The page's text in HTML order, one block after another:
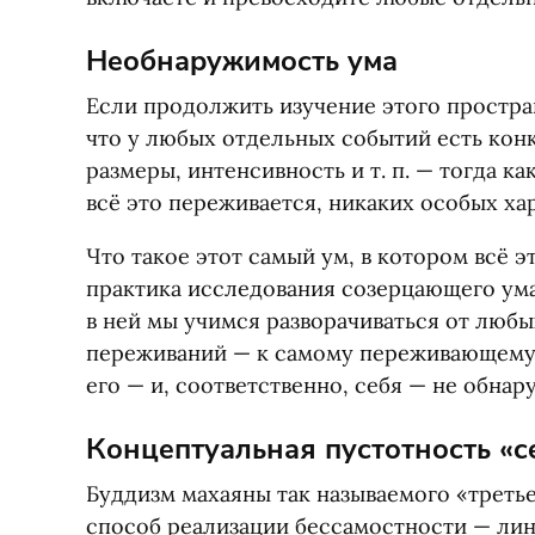
Необнаружимость ума
Если продолжить изучение этого
что у любых отдельных событий есть
размеры, интенсивность и т. п. — тогда
всё это переживается, никаких особых
Что такое этот самый ум, в котором всё
практика исследования созерцающего
в ней мы учимся разворачиваться от
переживаний — к самому
его — и, соответственно, себя — не
Концептуальная пустотность «
Буддизм махаяны так называемого «
способ реализации бессамостности —